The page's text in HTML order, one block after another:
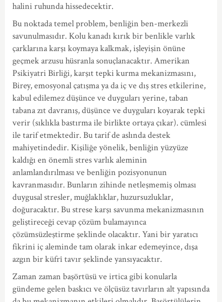
halini ruhunda hissedecektir.
Bu noktada temel problem, benliğin ben-merkezli
savunulmasıdır. Kolu kanadı kırık bir benlikle varlık
çarklarına karşı koymaya kalkmak, işleyişin önüne
geçmek arzusu hüsranla sonuçlanacaktır. Amerikan
Psikiyatri Birliği, karşıt tepki kurma mekanizmasını,
Birey, emosyonal çatışma ya da iç ve dış stres etkilerine,
kabul edilemez düşünce ve duyguları yerine, taban
tabana zıt davranış, düşünce ve duyguları koyarak tepki
verir (sıklıkla bastırma ile birlikte ortaya çıkar). cümlesi
ile tarif etmektedir. Bu tarif de aslında destek
mahiyetindedir. Kişiliğe yönelik, benliğin yüzyüze
kaldığı en önemli stres varlık aleminin
anlamlandırılması ve benliğin pozisyonunun
kavranmasıdır. Bunların zihinde netleşmemiş olması
duygusal stresler, muğlaklıklar, huzursuzluklar,
doğuracaktır. Bu strese karşı savunma mekanizmasının
geliştireceği cevap çözüm bulamayınca
çözümsüzleştirme şeklinde olacaktır. Yani bir yaratıcı
fikrini iç aleminde tam olarak inkar edemeyince, dışa
azgın bir küfrî tavır şeklinde yansıyacaktır.
Zaman zaman başörtüsü ve irtica gibi konularla
gündeme gelen baskıcı ve ölçüsüz tavırların alt yapısında